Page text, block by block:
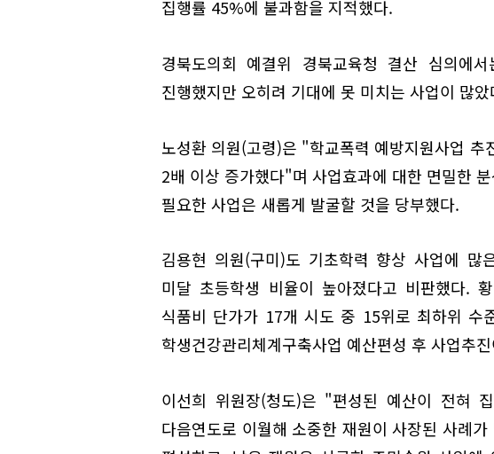
집행률 45%에 불과함을 지적했다.
경북도의회 예결위 경북교육청 결산 심의에
진행했지만 오히려 기대에 못 미치는 사업이 많
노성환 의원(고령)은 "학교폭력 예방지원사업 추
2배 이상 증가했다"며 사업효과에 대한 면밀한
필요한 사업은 새롭게 발굴할 것을 당부했다.
김용현 의원(구미)도 기초학력 향상 사업에 많
미달 초등학생 비율이 높아졌다고 비판했다.
식품비 단가가 17개 시도 중 15위로 최하위 수
학생건강관리체계구축사업 예산편성 후 사업추
이선희 위원장(청도)은 "편성된 예산이 전혀
다음연도로 이월해 소중한 재원이 사장된 사례